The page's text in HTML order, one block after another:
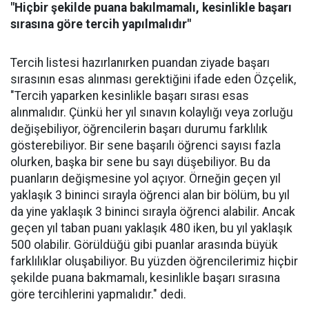
"Hiçbir şekilde puana bakılmamalı, kesinlikle başarı
sırasına göre tercih yapılmalıdır"
Tercih listesi hazırlanırken puandan ziyade başarı
sırasının esas alınması gerektiğini ifade eden Özçelik,
"Tercih yaparken kesinlikle başarı sırası esas
alınmalıdır. Çünkü her yıl sınavın kolaylığı veya zorluğu
değişebiliyor, öğrencilerin başarı durumu farklılık
gösterebiliyor. Bir sene başarılı öğrenci sayısı fazla
olurken, başka bir sene bu sayı düşebiliyor. Bu da
puanların değişmesine yol açıyor. Örneğin geçen yıl
yaklaşık 3 bininci sırayla öğrenci alan bir bölüm, bu yıl
da yine yaklaşık 3 bininci sırayla öğrenci alabilir. Ancak
geçen yıl taban puanı yaklaşık 480 iken, bu yıl yaklaşık
500 olabilir. Görüldüğü gibi puanlar arasında büyük
farklılıklar oluşabiliyor. Bu yüzden öğrencilerimiz hiçbir
şekilde puana bakmamalı, kesinlikle başarı sırasına
göre tercihlerini yapmalıdır." dedi.